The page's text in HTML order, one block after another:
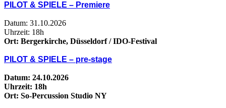
PILOT & SPIELE – Premiere
Datum: 31.10.2026
Uhrzeit: 18h
Ort: Bergerkirche, Düsseldorf / IDO-Festival
PILOT & SPIELE – pre-stage
Datum: 24.10.2026
Uhrzeit: 18h
Ort: So-Percussion Studio NY